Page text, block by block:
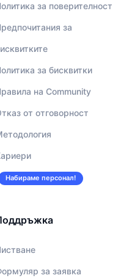
за поверителност
за
за бисквитки
на Community
от отговорност
Набираме персонал!
за заявка